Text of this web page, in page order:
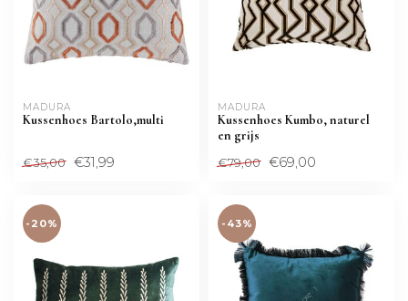
MADURA
Kussenhoes Bartolo,multi
€35,00 €31,99
MADURA
Kussenhoes Kumbo, naturel
en grijs
€79,00 €69,00
-20% -43%